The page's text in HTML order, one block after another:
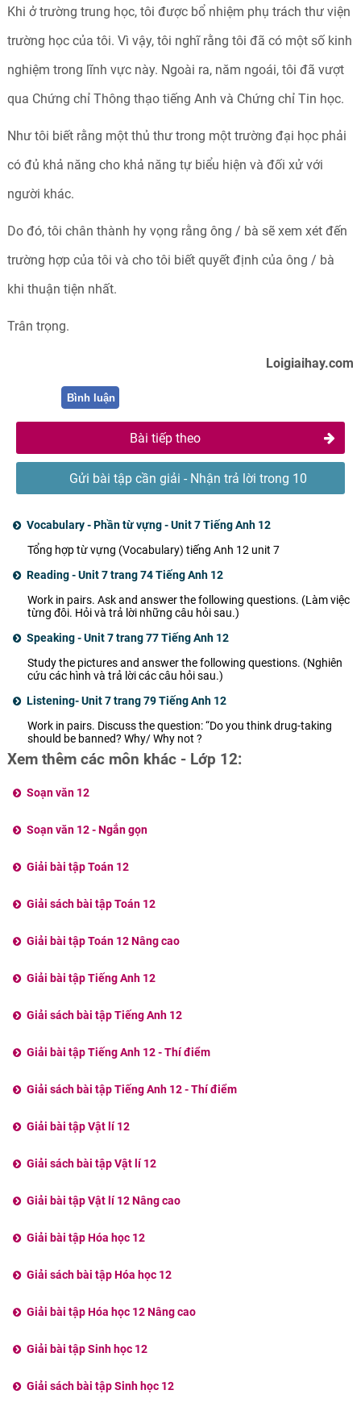
Khi ở trường trung học, tôi được bổ nhiệm phụ trách thư viện
trường học của tôi. Vì vậy, tôi nghĩ rằng tôi đã có một số kinh
nghiệm trong lĩnh vực này. Ngoài ra, năm ngoái, tôi đã vượt
qua Chứng chỉ Thông thạo tiếng Anh và Chứng chỉ Tin học.
Như tôi biết rằng một thủ thư trong một trường đại học phải
có đủ khả năng cho khả năng tự biểu hiện và đối xử với
người khác.
Do đó, tôi chân thành hy vọng rằng ông / bà sẽ xem xét đến
trường hợp của tôi và cho tôi biết quyết định của ông / bà
khi thuận tiện nhất.
Trân trọng.
Loigiaihay.com
Bình luận
Bài tiếp theo
Gửi bài tập cần giải - Nhận trả lời trong 10
Vocabulary - Phần từ vựng - Unit 7 Tiếng Anh 12
Tổng hợp từ vựng (Vocabulary) tiếng Anh 12 unit 7
Reading - Unit 7 trang 74 Tiếng Anh 12
Work in pairs. Ask and answer the following questions. (Làm việc
từng đôi. Hỏi và trả lời những câu hỏi sau.)
Speaking - Unit 7 trang 77 Tiếng Anh 12
Study the pictures and answer the following questions. (Nghiên
cứu các hình và trả lời các câu hỏi sau.)
Listening- Unit 7 trang 79 Tiếng Anh 12
Work in pairs. Discuss the question: “Do you think drug-taking
should be banned? Why/ Why not ?
Xem thêm các môn khác - Lớp 12:
Soạn văn 12
Soạn văn 12 - Ngắn gọn
Giải bài tập Toán 12
Giải sách bài tập Toán 12
Giải bài tập Toán 12 Nâng cao
Giải bài tập Tiếng Anh 12
Giải sách bài tập Tiếng Anh 12
Giải bài tập Tiếng Anh 12 - Thí điểm
Giải sách bài tập Tiếng Anh 12 - Thí điểm
Giải bài tập Vật lí 12
Giải sách bài tập Vật lí 12
Giải bài tập Vật lí 12 Nâng cao
Giải bài tập Hóa học 12
Giải sách bài tập Hóa học 12
Giải bài tập Hóa học 12 Nâng cao
Giải bài tập Sinh học 12
Giải sách bài tập Sinh học 12